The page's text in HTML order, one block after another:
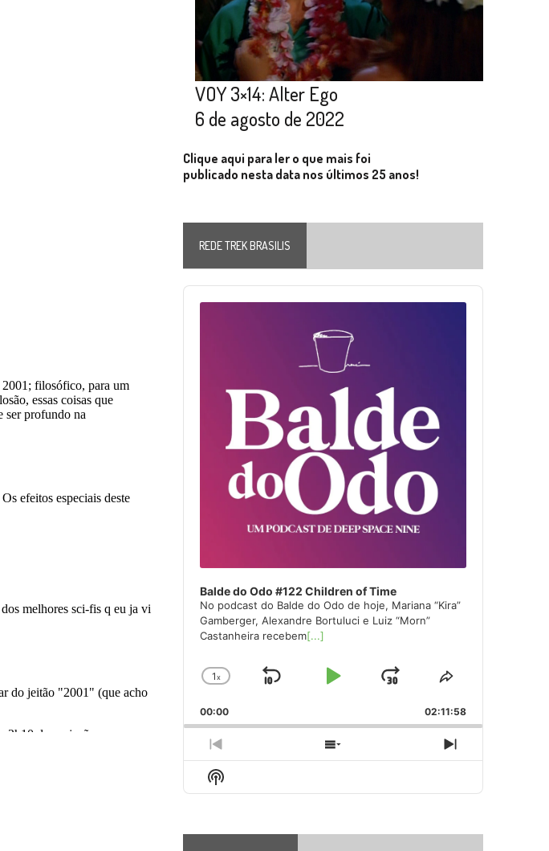
VOY 3×14: Alter Ego
6 de agosto de 2022
Clique aqui para ler o que mais foi
publicado nesta data nos últimos 25 anos!
REDE TREK BRASILIS
Audio
Player
Balde do Odo #122 Children of Time
No podcast do Balde do Odo de hoje, Mariana “Kira”
Gamberger, Alexandre Bortuluci e Luiz “Morn”
Castanheira recebem[...]
Change
Rate
1x
Skip
Play
Jump
Forward
Share
Episode
00:00 02:11:58
Previous
Episode
Show
Episodes
Next
Episode
Show
Podcast